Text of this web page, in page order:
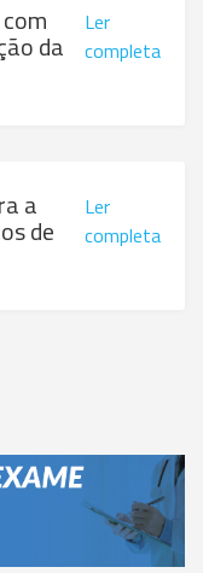
da
Ler
completa
a
de
Ler
completa